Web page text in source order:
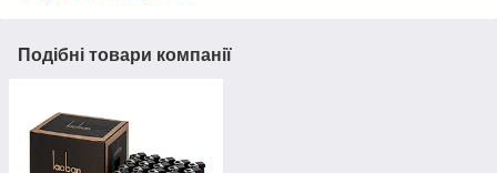
Подібні товари компанії